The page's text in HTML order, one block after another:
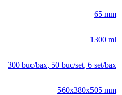
65 mm
1300 ml
300 buc/bax, 50 buc/set, 6 set/bax
560x380x505 mm